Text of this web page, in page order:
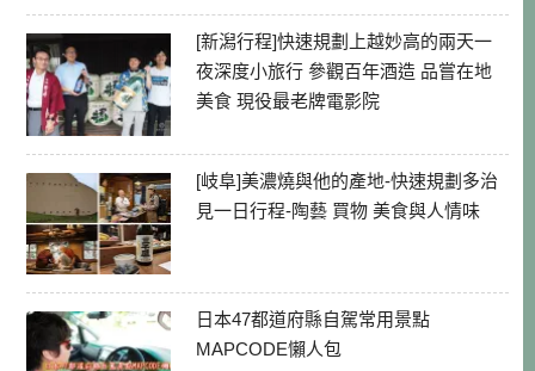
[新潟行程]快速規劃上越妙高的兩天一
夜深度小旅行 參觀百年酒造 品嘗在地
美食 現役最老牌電影院
[岐阜]美濃燒與他的產地-快速規劃多治
見一日行程-陶藝 買物 美食與人情味
日本47都道府縣自駕常用景點
MAPCODE懶人包